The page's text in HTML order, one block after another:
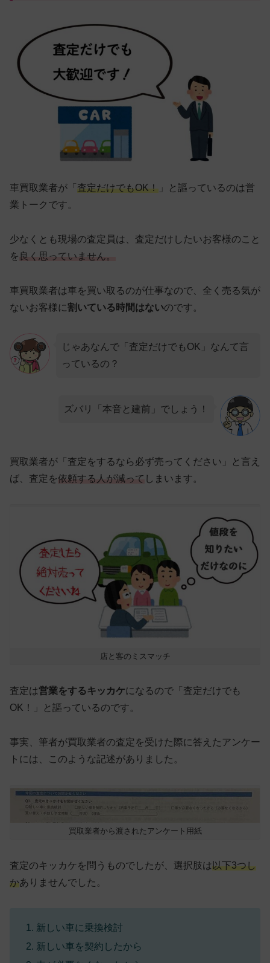
車買取業者が「 査定だけでもOK！ 」と謳っているのは営
業トークです。
少なくとも現場の査定員は、査定だけしたいお客様のこと
を 良く思っていません。
車買取業者は車を買い取るのが仕事なので、全く売る気が
ないお客様に割いている時間はないのです。
じゃあなんで「査定だけでもOK」なんて言
っているの？
ズバリ「本音と建前」でしょう！
買取業者が「査定をするなら必ず売ってください」と言え
ば、査定を依頼する人が減って しまいます。
店と客のミスマッチ
査定は営業をするキッカケになるので「査定だけでも
OK！」と謳っているのです。
事実、筆者が買取業者の査定を受けた際に答えたアンケー
トには、このような記述がありました。
買取業者から渡されたアンケート用紙
査定のキッカケを問うものでしたが、選択肢は以下3つし
かありませんでした。
新しい車に乗換検討
新しい車を契約したから